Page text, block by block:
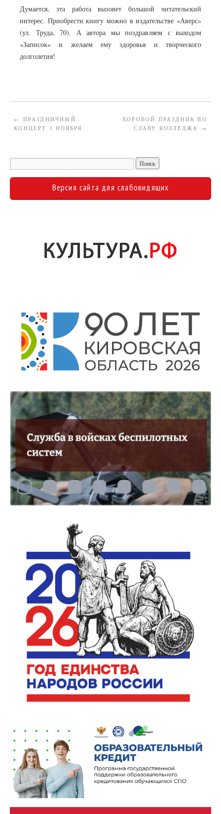
Думается, эта работа вызовет большой читательский
интерес. Приобрести книгу можно в издательстве «Аверс»
(ул. Труда, 70). А автора мы поздравляем с выходом
«Записок» и желаем ему здоровья и творческого
долголетия!
← ПРАЗДНИЧНЫЙ
КОНЦЕРТ 3 НОЯБРЯ
ХОРОВОЙ ПРАЗДНИК ВО
СЛАВУ КОЛЛЕДЖА →
Версия сайта для слабовидящих